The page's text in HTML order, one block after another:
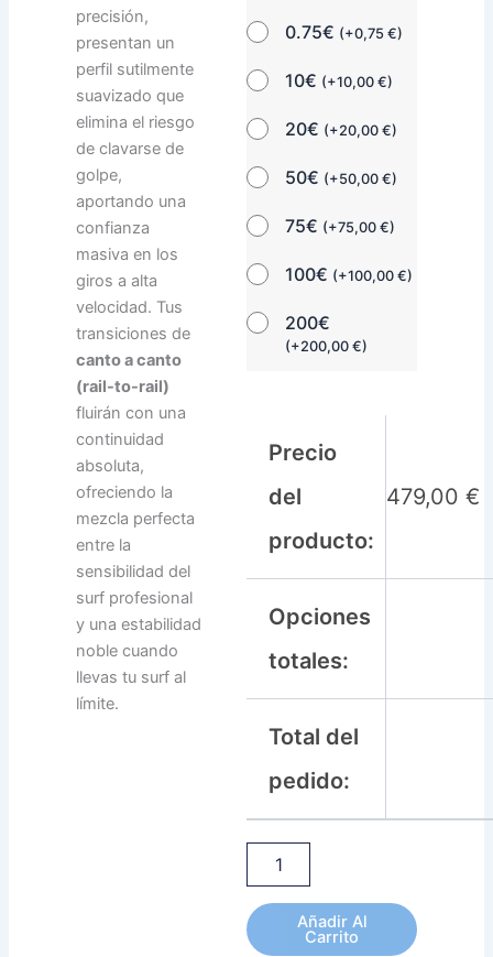
0.75€ (+0,75€)
10€ (+10,00€)
20€ (+20,00€)
50€ (+50,00€)
75€ (+75,00€)
100€ (+100,00€)
200€
(+200,00€)
Precio
del
producto:
479,00€
Opciones
totales:
Total del
pedido:
Añadir Al
Carrito
precisión,
presentan un
perfil sutilmente
suavizado que
elimina el riesgo
de clavarse de
golpe,
aportando una
confianza
masiva en los
giros a alta
velocidad. Tus
transiciones de
canto a canto
(rail-to-rail)
fluirán con una
continuidad
absoluta,
ofreciendo la
mezcla perfecta
entre la
sensibilidad del
surf profesional
y una estabilidad
noble cuando
llevas tu surf al
límite.